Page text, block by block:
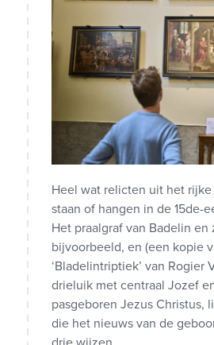
Heel wat relicten uit het
staan of hangen in de 15de-
Het praalgraf van Badelin
bijvoorbeeld, en (een kopie
‘Bladelintriptiek’ van Rogier
drieluik met centraal Jozef
pasgeboren Jezus Christus,
die het nieuws van de